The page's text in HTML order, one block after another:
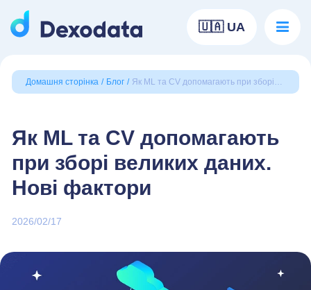
🇺🇦 UA
Домашня сторінка Блог
Як ML та CV допомагають при зборі
великих даних. Нові фактори
Як ML та CV допомагають
при зборі великих даних.
Нові фактори
2026/02/17